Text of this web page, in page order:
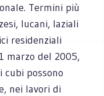
Termini più
lucani, laziali
residenziali
marzo del 2005,
cubi possono
nei lavori di